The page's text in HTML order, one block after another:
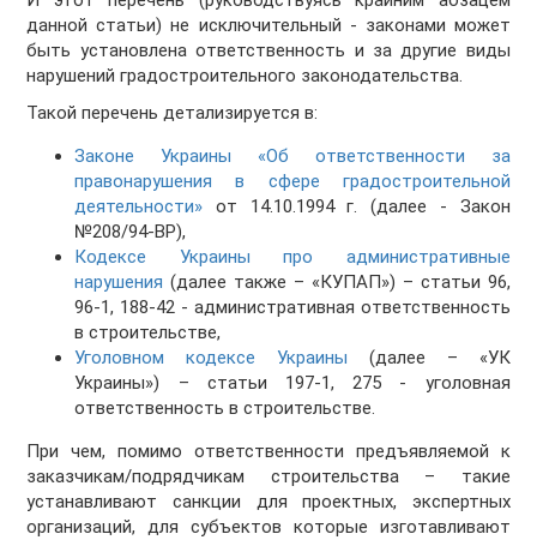
данной статьи) не исключительный - законами может
быть установлена ответственность и за другие виды
нарушений градостроительного законодательства.
Такой перечень детализируется в:
Законе Украины «Об ответственности за
правонарушения в сфере градостроительной
деятельности» от 14.10.1994 г. (далее - Закон
№208/94-ВР),
Кодексе Украины про административные
нарушения (далее также – «КУПАП») – статьи 96,
96-1, 188-42 - административная ответственность
в строительстве,
Уголовном кодексе Украины (далее – «УК
Украины») – статьи 197-1, 275 - уголовная
ответственность в строительстве.
При чем, помимо ответственности предъявляемой к
заказчикам/подрядчикам строительства – такие
устанавливают санкции для проектных, экспертных
организаций, для субъектов которые изготавливают